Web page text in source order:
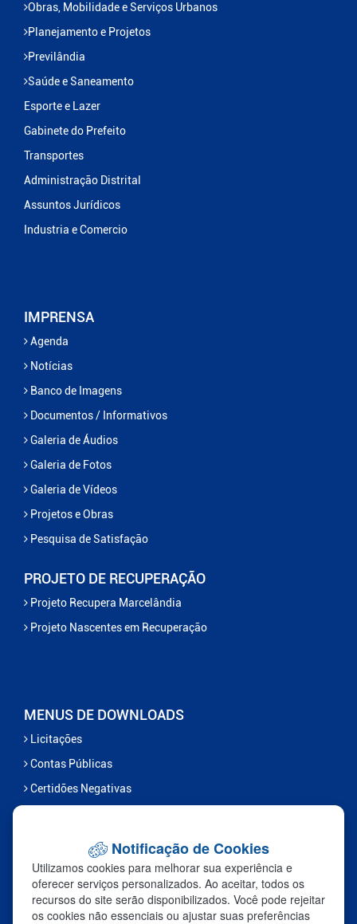
Obras, Mobilidade e Serviços Urbanos
Planejamento e Projetos
Previlândia
Saúde e Saneamento
Esporte e Lazer
Gabinete do Prefeito
Transportes
Administração Distrital
Assuntos Jurídicos
Industria e Comercio
IMPRENSA
Agenda
Notícias
Banco de Imagens
Documentos / Informativos
Galeria de Áudios
Galeria de Fotos
Galeria de Vídeos
Projetos e Obras
Pesquisa de Satisfação
PROJETO DE RECUPERAÇÃO
Projeto Recupera Marcelândia
Projeto Nascentes em Recuperação
MENUS DE DOWNLOADS
Licitações
Contas Públicas
Certidões Negativas
FALE CONOSCO
Ouvidoria
Fale Com a Prefeitura
Notificação de Cookies
Utilizamos cookies para melhorar sua experiência e
oferecer serviços personalizados. Ao aceitar, todos os
recursos do site serão disponibilizados. Você pode rejeitar
os cookies não essenciais ou ajustar suas preferências